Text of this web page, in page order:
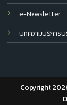
e-Newsletter
บทความบริการ
Copyright